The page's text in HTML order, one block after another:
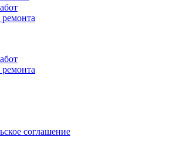
ремонта
ремонта
соглашение